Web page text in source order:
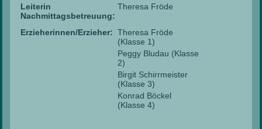
Leiterin
Nachmittagsbetreuung:
Theresa Fröde
Erzieherinnen/Erzieher: Theresa Fröde
(Klasse 1)
Peggy Bludau (Klasse
2)
Birgit Schirrmeister
(Klasse 3)
Konrad Böckel
(Klasse 4)